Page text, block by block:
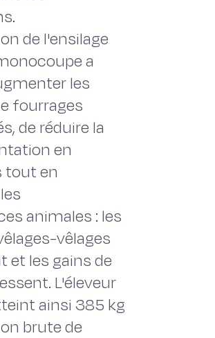
de l'ensilage
a
les
fourrages
de réduire la
en
tout en
animales : les
vêlages
et les gains de
L'éleveur
ainsi 385 kg
brute de